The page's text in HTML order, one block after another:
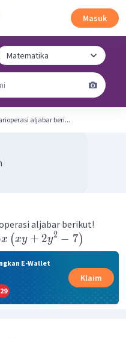
Masuk
aljabar beri...
aljabar berikut!
x (xy + 2y2 − 7)
E-Wallet
28
Klaim